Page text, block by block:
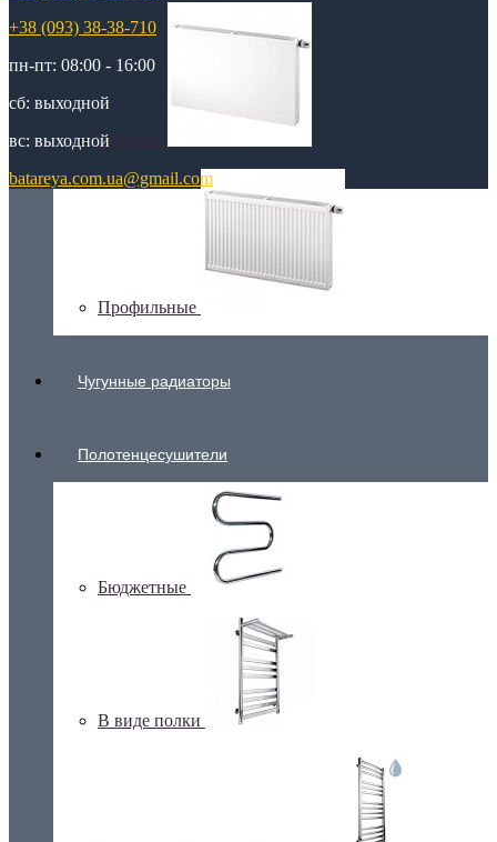
Плоские
Профильные
Чугунные радиаторы
Полотенцесушители
Бюджетные
В виде полки
+38 (093) 38-38-710
пн-пт: 08:00 - 16:00
сб: выходной
вс: выходной
batareya.com.ua@gmail.com